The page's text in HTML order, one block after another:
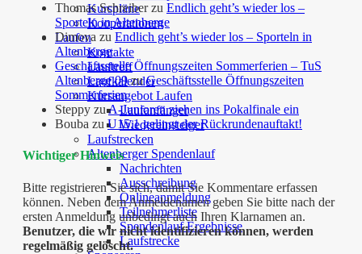
Kurspläne
Kooperationen
Laufen
Kontakte
Lauftreff
Laufkalender
Kursangebot Laufen
Laufanfänger
Wiedereinsteiger
Laufstrecken
Altenberger Spendenlauf
Nachrichten
Ausschreibung
Onlineanmeldung
Teilnehmerliste
Spendenlauf Ergebnisse
Laufstrecke
Thomas Schreiberzu Endlich geht’s wieder los –
Sporteln in Altenberge
Dimova zu Endlich geht’s wieder los – Sporteln in
Altenberge
Geschäftsstelle Öffnungszeiten Sommerferien – TuS
Altenberge 09zuGeschäftsstelle Öffnungszeiten
Sommerferien
Steppy zuA-Junioren ziehen ins Pokalfinale ein
Bouba zuU15.1 gelingt der Rückrundenauftakt!
Wichtiger Hinweis
Bitte registrieren Sie sich, damit Sie Kommentare erfassen
können. Neben dem Anmeldenamen geben Sie bitte nach der
ersten Anmeldung unbedingt auch Ihren Klarnamen an.
Benutzer, die wir nicht identifizieren können, werden
regelmäßig gelöscht.